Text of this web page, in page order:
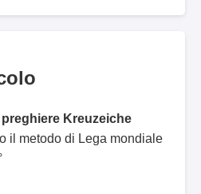
Kreuzeiche
il metodo di Lega mondiale